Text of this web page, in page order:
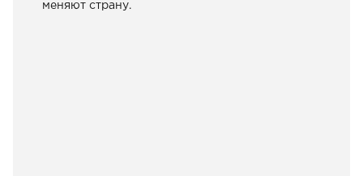
меняют страну.